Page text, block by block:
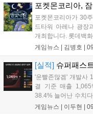
하겠다는 의지를 밝
포켓몬코리아,
포켓몬코리아가 30
드타워 아레나 광장
개최합니다. 롯데백
초대형 잉어킹 수로
화점몰에서 진행되
됩니다. 포켓몬과 함
통해 상세 내용을 확
게임뉴스 | 김병호
[실적] 슈퍼패스
'운빨존많겜' 개발사
결 기준 매출
38.4% 늘어난 수치
629억 원과 329억
게임뉴스 | 이두현